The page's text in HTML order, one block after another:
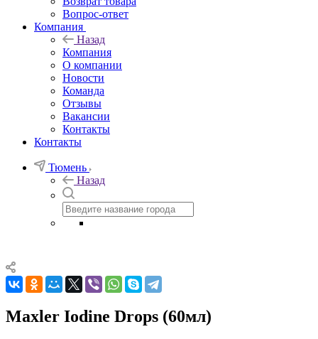
Вопрос-ответ
Компания
Назад
Компания
О компании
Новости
Команда
Отзывы
Вакансии
Контакты
Контакты
Тюмень
Назад
Maxler Iodine Drops (60мл)